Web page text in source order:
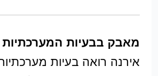
מאבק בבעיות
אירנה רואה בעיות